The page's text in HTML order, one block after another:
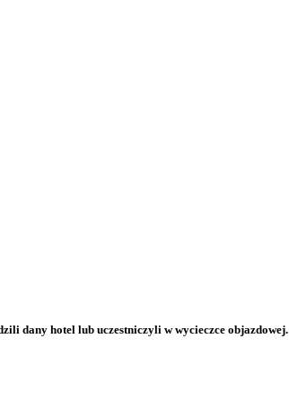
dany hotel lub uczestniczyli w wycieczce objazdowej.